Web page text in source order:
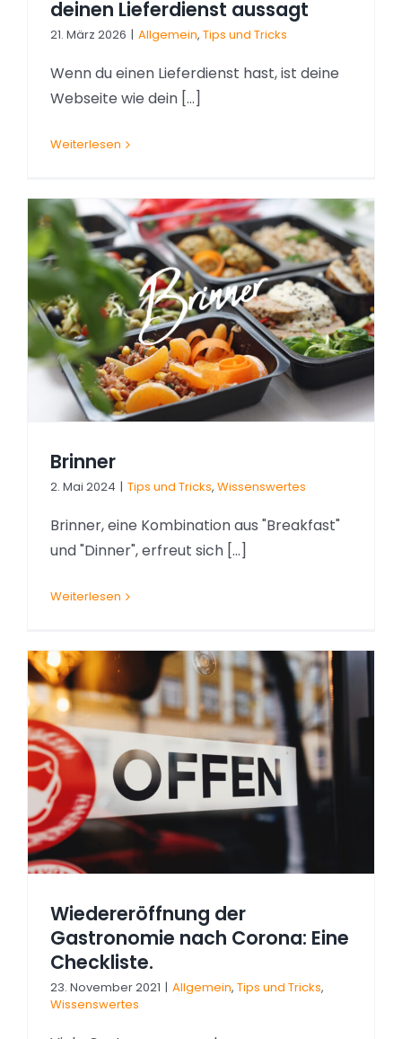
deinen Lieferdienst aussagt
21. März 2026 | Allgemein, Tips und Tricks
Wenn du einen Lieferdienst hast, ist deine
Webseite wie dein [...]
Weiterlesen
Brinner
2. Mai 2024 | Tips und Tricks, Wissenswertes
Brinner, eine Kombination aus "Breakfast"
und "Dinner", erfreut sich [...]
Weiterlesen
Wiedereröffnung der
Gastronomie nach Corona: Eine
Checkliste.
23. November 2021 | Allgemein, Tips und Tricks,
Wissenswertes